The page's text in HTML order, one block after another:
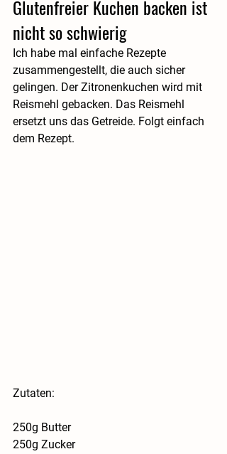
Glutenfreier Kuchen backen ist
nicht so schwierig
Ich habe mal einfache Rezepte
zusammengestellt, die auch sicher
gelingen. Der Zitronenkuchen wird mit
Reismehl gebacken. Das Reismehl
ersetzt uns das Getreide. Folgt einfach
dem Rezept.
Zutaten:
250g Butter
250g Zucker